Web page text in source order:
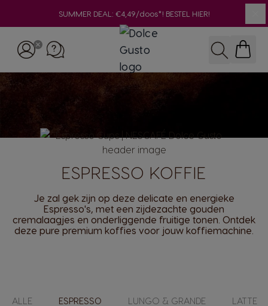
SUMMER DEAL: €4,49/doos*! BESTEL HIER!
Zoeken
ESPRESSO KOFFIE
Je zal gek zijn op deze delicate en energieke
Espresso's, met een zijdezachte gouden
cremalaagjes en onderliggende fruitige tonen. Ontdek
deze pure premium koffies voor jouw koffiemachine.
ALLE ESPRESSO LUNGO & GRANDE LATTE